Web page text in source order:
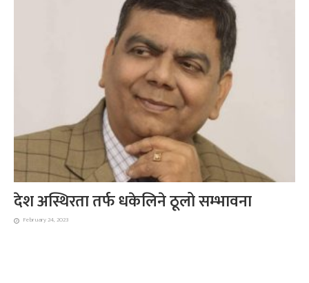
देश अस्थिरता तर्फ धकेलिने ठूलो सम्भावना
February 24, 2023